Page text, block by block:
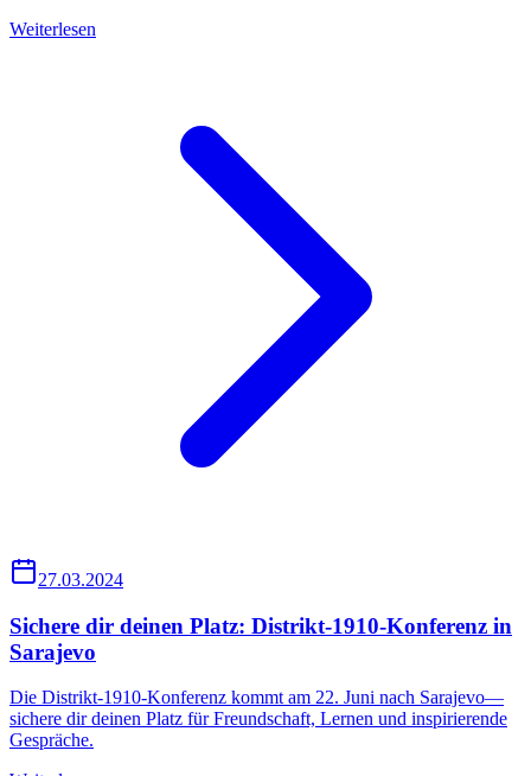
Weiterlesen
27.03.2024
Sichere dir deinen Platz: Distrikt-1910-Konferenz in
Sarajevo
Die Distrikt-1910-Konferenz kommt am 22. Juni nach Sarajevo—
sichere dir deinen Platz für Freundschaft, Lernen und inspirierende
Gespräche.